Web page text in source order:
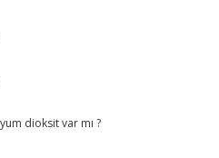
dioksit var mı ?